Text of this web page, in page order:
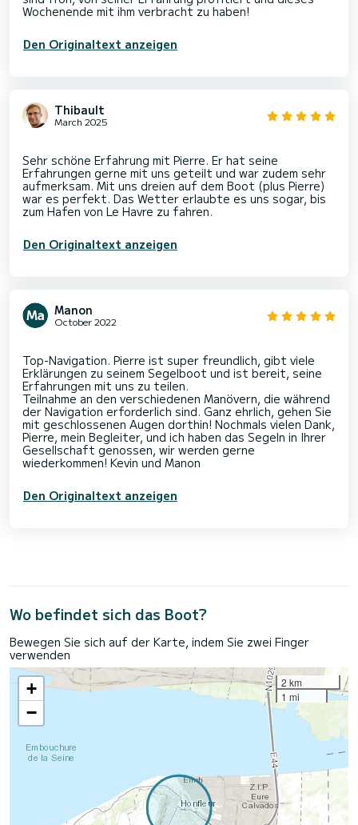
Den Originaltext anzeigen
Thibault
March 2025
Sehr schöne Erfahrung mit Pierre. Er hat seine
Erfahrungen gerne mit uns geteilt und war zudem sehr
aufmerksam. Mit uns dreien auf dem Boot (plus Pierre)
war es perfekt. Das Wetter erlaubte es uns sogar, bis
Den Originaltext anzeigen
Manon
October 2022
Top-Navigation. Pierre ist super freundlich, gibt viele
Erklärungen zu seinem Segelboot und ist bereit, seine
Erfahrungen mit uns zu teilen.
Teilnahme an den verschiedenen Manövern, die während
der Navigation erforderlich sind. Ganz ehrlich, gehen Sie
mit geschlossenen Augen dorthin! Nochmals vielen Dank,
Pierre, mein Begleiter, und ich haben das Segeln in Ihrer
Gesellschaft genossen, wir werden gerne
Den Originaltext anzeigen
Wo befindet sich das Boot?
Bewegen Sie sich auf der Karte, indem Sie zwei Finger
verwenden
+
−
2 km
1 mi